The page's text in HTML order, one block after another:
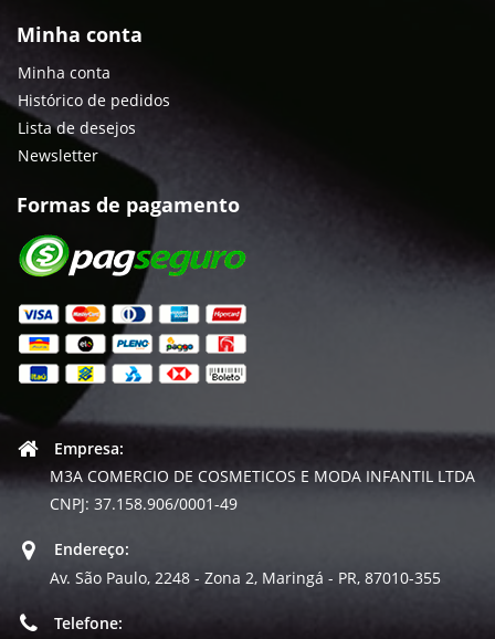
Minha conta
Minha conta
Histórico de pedidos
Lista de desejos
Newsletter
Formas de pagamento
Empresa:
M3A COMERCIO DE COSMETICOS E MODA INFANTIL LTDA
CNPJ: 37.158.906/0001-49
Endereço:
Av. São Paulo, 2248 - Zona 2, Maringá - PR, 87010-355
Telefone: